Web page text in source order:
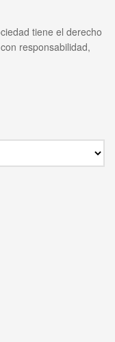
tiene el derecho
responsabilidad,